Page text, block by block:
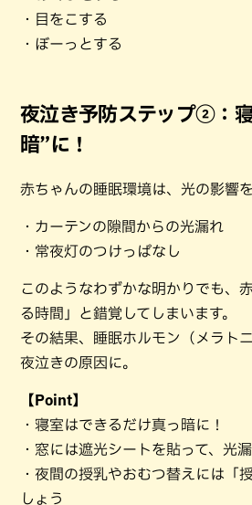
・目をこする
・ぼーっとする
夜泣き予防ステップ②：
暗”に！
赤ちゃんの睡眠環境は、光の影響
・カーテンの隙間からの光漏れ
・常夜灯のつけっぱなし
このようなわずかな明かりでも、
る時間」と錯覚してしまいます。
その結果、睡眠ホルモン（メラト
夜泣きの原因に。
【Point】
・寝室はできるだけ真っ暗に！
・窓には遮光シートを貼って、光
・夜間の授乳やおむつ替えには「
しょう